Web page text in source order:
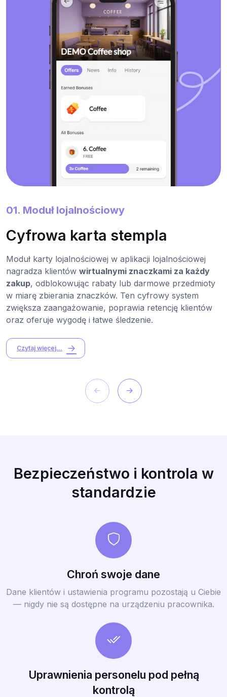
01. Moduł lojalnościowy
Cyfrowa karta stempla
Moduł karty lojalnościowej w aplikacji lojalnościowej
nagradza klientów wirtualnymi znaczkami za każdy
zakup, odblokowując rabaty lub darmowe przedmioty
w miarę zbierania znaczków. Ten cyfrowy system
zwiększa zaangażowanie, poprawia retencję klientów
oraz oferuje wygodę i łatwe śledzenie.
Czytaj więcej...
Bezpieczeństwo i kontrola w
standardzie
Chroń swoje dane
Dane klientów i ustawienia programu pozostają u Ciebie
— nigdy nie są dostępne na urządzeniu pracownika.
Uprawnienia personelu pod pełną
kontrolą